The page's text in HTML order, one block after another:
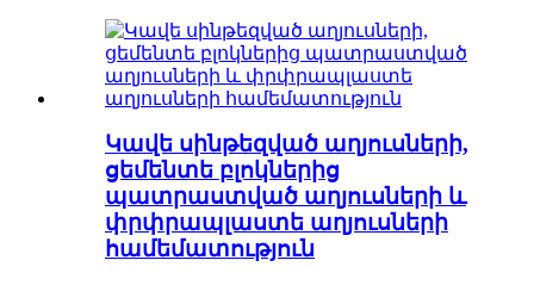
Կավե սինթեզված աղյուսների,
ցեմենտե բլոկներից
պատրաստված աղյուսների և
փրփրապլաստե աղյուսների
համեմատություն